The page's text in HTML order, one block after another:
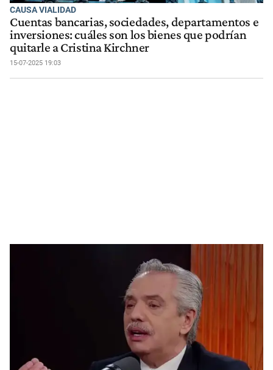
CAUSA VIALIDAD
Cuentas bancarias, sociedades, departamentos e
inversiones: cuáles son los bienes que podrían
quitarle a Cristina Kirchner
15-07-2025 19:03